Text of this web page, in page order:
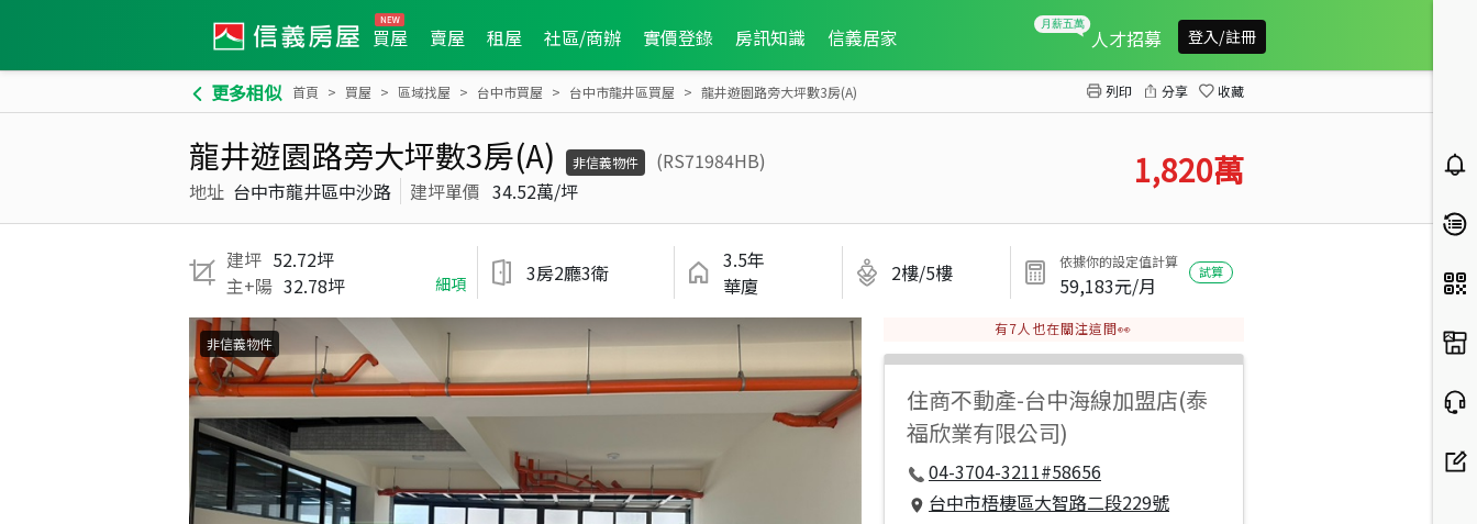
買屋 賣屋 租屋 社區/商辦 實價登錄 房訊知識 信義居家 人才招募 登入/註冊
更多相似 首頁 買屋 區域找屋 台中市買屋 台中市龍井區買屋 龍井遊園路旁大坪數3房(A) 列印 分享 收藏
龍井遊園路旁大坪數3房(A) 非信義物件
(RS71984HB)
地址 台中市龍井區中沙路 建坪單價 34.52萬/坪 1,820萬
建坪 52.72坪
主+陽 32.78坪 細項 3房2廳3衛
3.5年
華廈
2樓/5樓 依據你的設定值計算
59,183元/月
試算
非信義物件
有7人也在關注這間👀
住商不動產-台中海線加盟店(泰
福欣業有限公司)
04-3704-3211#58656
台中市梧棲區大智路二段229號